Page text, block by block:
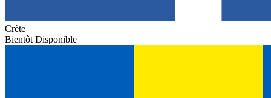
Crète
Bientôt Disponible